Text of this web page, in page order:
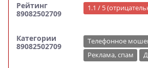
Рейтинг
89082502709
1.1 / 5
Категории
89082502709
Телефонное
Реклама, спам